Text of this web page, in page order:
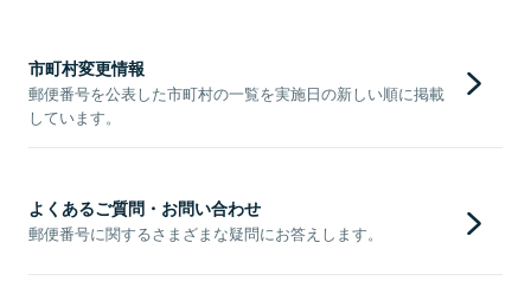
市町村変更情報
郵便番号を公表した市町村の一覧を実施日の新しい順に掲載
しています。
よくあるご質問・お問い合わせ
郵便番号に関するさまざまな疑問にお答えします。